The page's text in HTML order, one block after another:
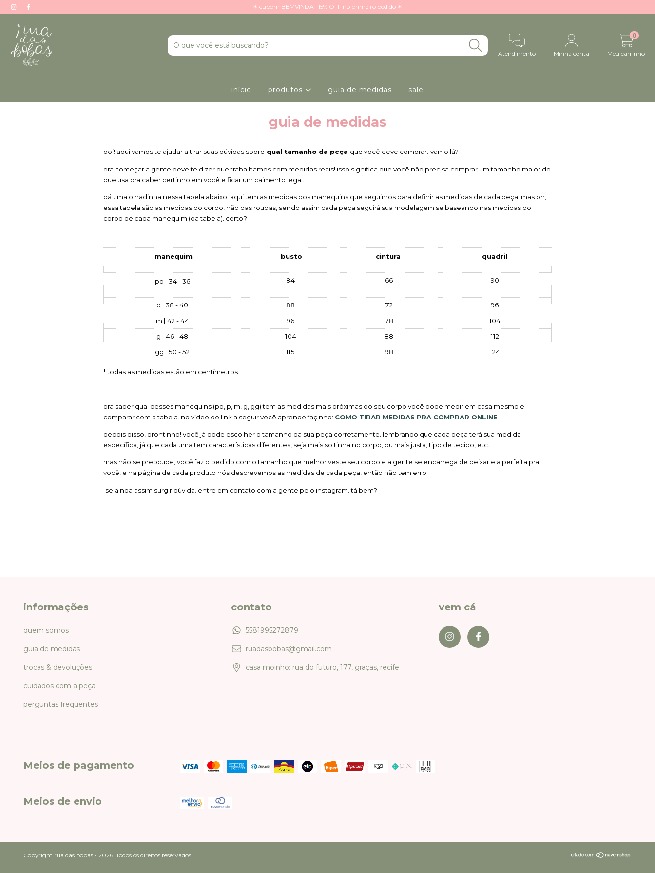
✶ cupom BEMVINDA | 15% OFF no primeiro pedido ✶
Atendimento Minha conta Meu carrinho
0
início produtos guia de medidas sale
guia de medidas
ooi! aqui vamos te ajudar a tirar suas dúvidas sobre qual tamanho da peça que você deve comprar. vamo lá?
pra começar a gente deve te dizer que trabalhamos com medidas reais! isso significa que você não precisa comprar um tamanho maior do
que usa pra caber certinho em você e ficar um caimento legal.
dá uma olhadinha nessa tabela abaixo! aqui tem as medidas dos manequins que seguimos para definir as medidas de cada peça. mas oh,
essa tabela são as medidas do corpo, não das roupas, sendo assim cada peça seguirá sua modelagem se baseando nas medidas do
corpo de cada manequim (da tabela). certo?
manequim busto cintura quadril
pp | 34 - 36 84 66 90
p | 38 - 40 88 72
96
m | 42 - 44
96 78
104
g | 46 - 48
104 88
112
gg | 50 - 52
115 98 124
* todas as medidas estão em centímetros.
pra saber qual desses manequins (pp, p, m, g, gg) tem as medidas mais próximas do seu corpo você pode medir em casa mesmo e
comparar com a tabela. no vídeo do link a seguir você aprende façinho: COMO TIRAR MEDIDAS PRA COMPRAR ONLINE
depois disso, prontinho! você já pode escolher o tamanho da sua peça corretamente. lembrando que cada peça terá sua medida
específica, já que cada uma tem características diferentes, seja mais soltinha no corpo, ou mais justa, tipo de tecido, etc.
mas não se preocupe, você faz o pedido com o tamanho que melhor veste seu corpo e a gente se encarrega de deixar ela perfeita pra
você! e na página de cada produto nós descrevemos as medidas de cada peça, então não tem erro.
se ainda assim surgir dúvida, entre em contato com a gente pelo instagram, tá bem?
informações
quem somos
guia de medidas
trocas & devoluções
cuidados com a peça
perguntas frequentes
contato
5581995272879
ruadasbobas@gmail.com
casa moinho: rua do futuro, 177, graças, recife.
vem cá
Meios de pagamento
Meios de envio
Copyright rua das bobas - 2026. Todos os direitos reservados.